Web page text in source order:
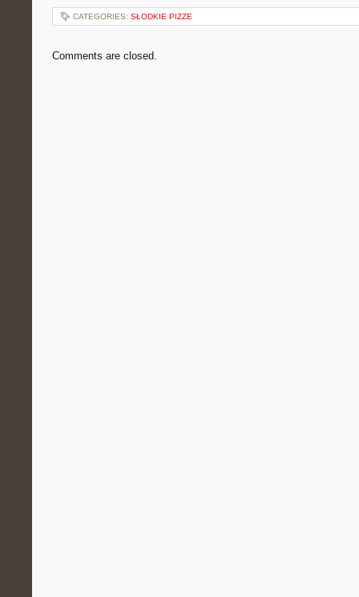
CATEGORIES: SŁODKIE PIZZE
Comments are closed.